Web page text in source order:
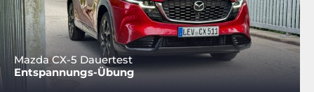
Mazda CX-5 Dauertest
Entspannungs-Übung